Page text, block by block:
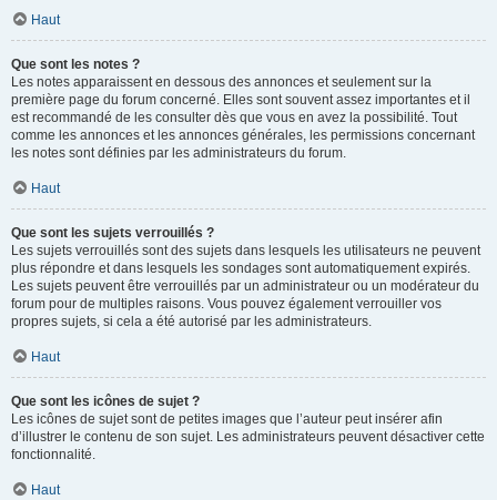
Haut
Que sont les notes ?
Les notes apparaissent en dessous des annonces et seulement sur la
première page du forum concerné. Elles sont souvent assez importantes et il
est recommandé de les consulter dès que vous en avez la possibilité. Tout
comme les annonces et les annonces générales, les permissions concernant
les notes sont définies par les administrateurs du forum.
Haut
Que sont les sujets verrouillés ?
Les sujets verrouillés sont des sujets dans lesquels les utilisateurs ne peuvent
plus répondre et dans lesquels les sondages sont automatiquement expirés.
Les sujets peuvent être verrouillés par un administrateur ou un modérateur du
forum pour de multiples raisons. Vous pouvez également verrouiller vos
propres sujets, si cela a été autorisé par les administrateurs.
Haut
Que sont les icônes de sujet ?
Les icônes de sujet sont de petites images que l’auteur peut insérer afin
d’illustrer le contenu de son sujet. Les administrateurs peuvent désactiver cette
fonctionnalité.
Haut